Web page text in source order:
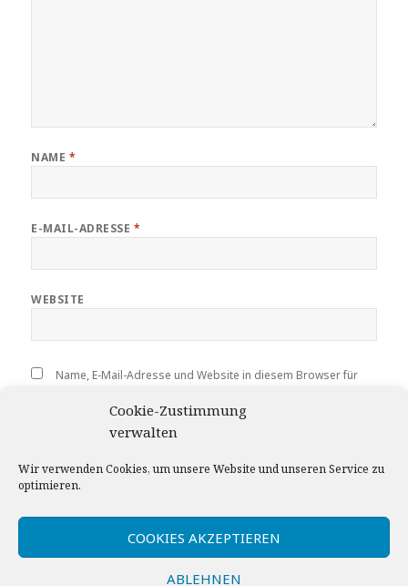
Cookie-Zustimmung
verwalten
Wir verwenden Cookies, um unsere Website und unseren Service zu
optimieren.
COOKIES AKZEPTIEREN
ABLEHNEN
NAME *
E-MAIL-ADRESSE *
WEBSITE
Name, E-Mail-Adresse und Website in diesem Browser für
ZURÜCK
Beitrag:
Once again